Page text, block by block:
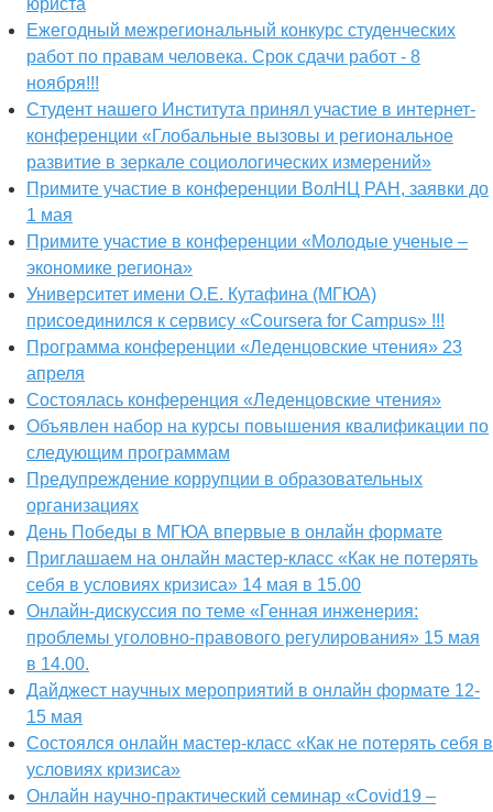
юриста
Ежегодный межрегиональный конкурс студенческих
работ по правам человека. Срок сдачи работ - 8
ноября!!!
Студент нашего Института принял участие в интернет-
конференции «Глобальные вызовы и региональное
развитие в зеркале социологических измерений»
Примите участие в конференции ВолНЦ РАН, заявки до
1 мая
Примите участие в конференции «Молодые ученые –
экономике региона»
Университет имени О.Е. Кутафина (МГЮА)
присоединился к сервису «Coursera for Campus» !!!
Программа конференции «Леденцовские чтения» 23
апреля
Состоялась конференция «Леденцовские чтения»
Объявлен набор на курсы повышения квалификации по
следующим программам
Предупреждение коррупции в образовательных
организациях
День Победы в МГЮА впервые в онлайн формате
Приглашаем на онлайн мастер-класс «Как не потерять
себя в условиях кризиса» 14 мая в 15.00
Онлайн-дискуссия по теме «Генная инженерия:
проблемы уголовно-правового регулирования» 15 мая
в 14.00.
Дайджест научных мероприятий в онлайн формате 12-
15 мая
Состоялся онлайн мастер-класс «Как не потерять себя в
условиях кризиса»
Онлайн научно-практический семинар «Covid19 –